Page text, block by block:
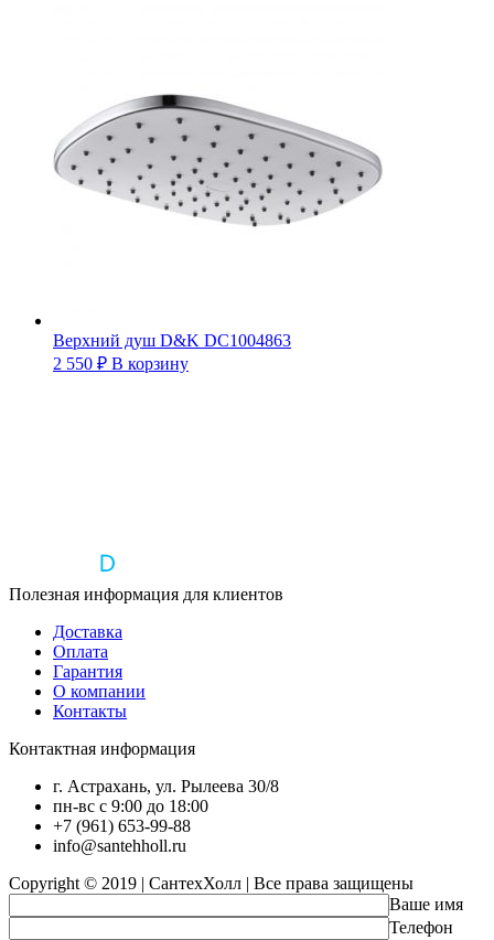
Верхний душ D&K DC1004863
2 550 ₽ В корзину
Полезная информация для клиентов
Доставка
Оплата
Гарантия
О компании
Контакты
Контактная информация
г. Астрахань, ул. Рылеева 30/8
пн-вс с 9:00 до 18:00
+7 (961) 653-99-88
info@santehholl.ru
Copyright © 2019 | СантехХолл | Все права защищены
Ваше имя
Телефон